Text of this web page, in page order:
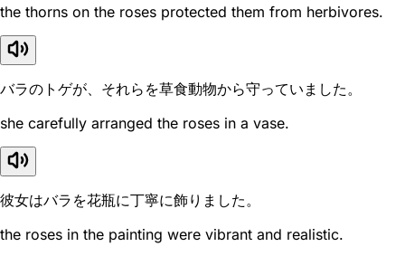
the thorns on the roses protected them from herbivores.
バラのトゲが、それらを草食動物から守っていました。
she carefully arranged the roses in a vase.
彼女はバラを花瓶に丁寧に飾りました。
the roses in the painting were vibrant and realistic.